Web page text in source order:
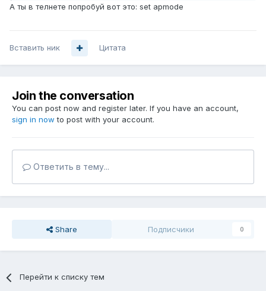
А ты в телнете попробуй вот это: set apmode
Вставить ник Цитата
Join the conversation
You can post now and register later. If you have an account,
sign in now to post with your account.
Ответить в тему...
Share Подписчики 0
Перейти к списку тем